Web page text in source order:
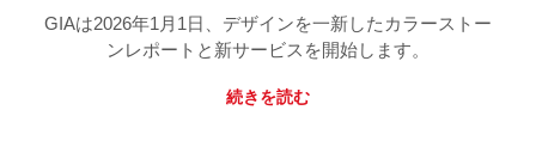
GIAは2026年1月1日、デザインを一新したカラーストー
ンレポートと新サービスを開始します。
続きを読む